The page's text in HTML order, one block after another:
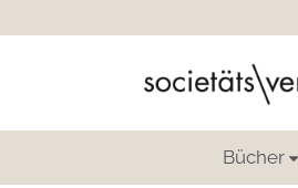
Bücher